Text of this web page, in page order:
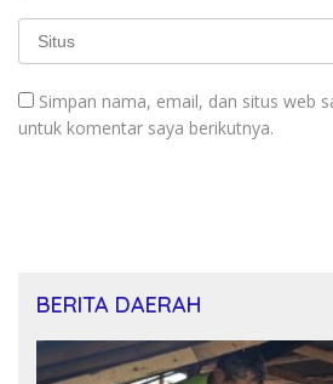
Simpan nama, email, dan situs web
untuk komentar saya berikutnya.
BERITA DAERAH